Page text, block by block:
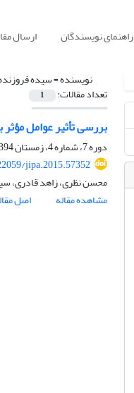
راهنمای نویسندگان ارسال
نویسنده =سیده
تعداد مقالات: 1
بررسی تأثیر عوامل
دوره 7، شماره 4، زمستان 1394، صفحه
jipa.2015.57352
محسن نظری، زاهد قادری،
مشاهده مقاله
اصل